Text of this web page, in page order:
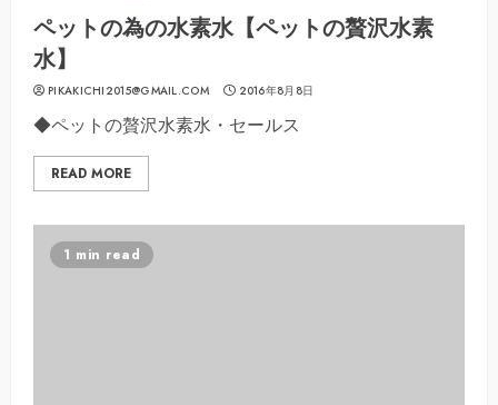
ペットの為の水素水【ペットの贅沢水素
水】
PIKAKICHI2015@GMAIL.COM 2016年8月8日
◆ペットの贅沢水素水・セールス
READ MORE
1 min read